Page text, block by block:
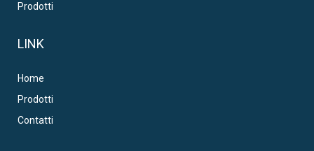
Prodotti
LINK
Home
Prodotti
Contatti